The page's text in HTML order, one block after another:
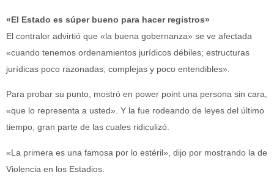
«El Estado es súper bueno para hacer registros»
El contralor advirtió que «la buena gobernanza» se ve afectada
«cuando tenemos ordenamientos jurídicos débiles; estructuras
jurídicas poco razonadas; complejas y poco entendibles».
Para probar su punto, mostró en power point una persona sin cara,
«que lo representa a usted». Y la fue rodeando de leyes del último
tiempo, gran parte de las cuales ridiculizó.
«La primera es una famosa por lo estéril», dijo por mostrando la de
Violencia en los Estadios.